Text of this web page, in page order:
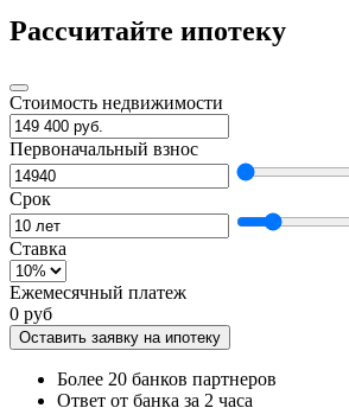
Рассчитайте ипотеку
Стоимость недвижимости
Первоначальный взнос
Срок
Ставка
Ежемесячный платеж
0 руб
Оставить заявку на ипотеку
Более 20 банков партнеров
Ответ от банка за 2 часа